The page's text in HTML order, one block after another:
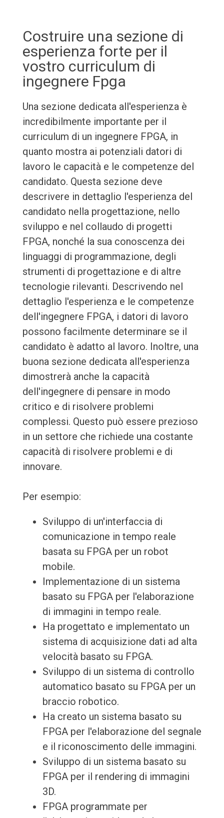
Costruire una sezione di
esperienza forte per il
vostro curriculum di
ingegnere Fpga
Una sezione dedicata all'esperienza è
incredibilmente importante per il
curriculum di un ingegnere FPGA, in
quanto mostra ai potenziali datori di
lavoro le capacità e le competenze del
candidato. Questa sezione deve
descrivere in dettaglio l'esperienza del
candidato nella progettazione, nello
sviluppo e nel collaudo di progetti
FPGA, nonché la sua conoscenza dei
linguaggi di programmazione, degli
strumenti di progettazione e di altre
tecnologie rilevanti. Descrivendo nel
dettaglio l'esperienza e le competenze
dell'ingegnere FPGA, i datori di lavoro
possono facilmente determinare se il
candidato è adatto al lavoro. Inoltre, una
buona sezione dedicata all'esperienza
dimostrerà anche la capacità
dell'ingegnere di pensare in modo
critico e di risolvere problemi
complessi. Questo può essere prezioso
in un settore che richiede una costante
capacità di risolvere problemi e di
innovare.
Per esempio:
Sviluppo di un'interfaccia di
comunicazione in tempo reale
basata su FPGA per un robot
mobile.
Implementazione di un sistema
basato su FPGA per l'elaborazione
di immagini in tempo reale.
Ha progettato e implementato un
sistema di acquisizione dati ad alta
velocità basato su FPGA.
Sviluppo di un sistema di controllo
automatico basato su FPGA per un
braccio robotico.
Ha creato un sistema basato su
FPGA per l'elaborazione del segnale
e il riconoscimento delle immagini.
Sviluppo di un sistema basato su
FPGA per il rendering di immagini
3D.
FPGA programmate per